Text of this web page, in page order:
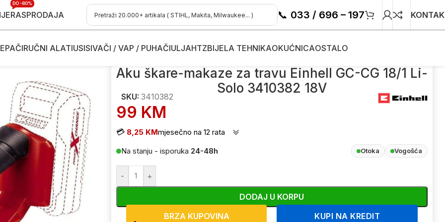
RASPRODAJA
DO -80%
📞 033 / 696 – 197
RUČNI ALATIUSISIVAČI / VAP / PUHAČIULJAHTZBIJELA TEHNIKAOKUĆNICAOSTALO
- makaze za travu Aku škare-makaze za travu Einhell GC-CG 18/1 Li-Solo 3410382 18V
Aku škare-makaze za travu Einhell GC-CG 18/1 Li-
Solo 3410382 18V
SKU: 3410382
99 KM
💳 8,25 KMmjesečno na 12 rata
Na stanju - isporuka 24-48h Otoka Vogošća
- +
DODAJ U KORPU
BRZA KUPOVINA
KUPI NA KREDIT